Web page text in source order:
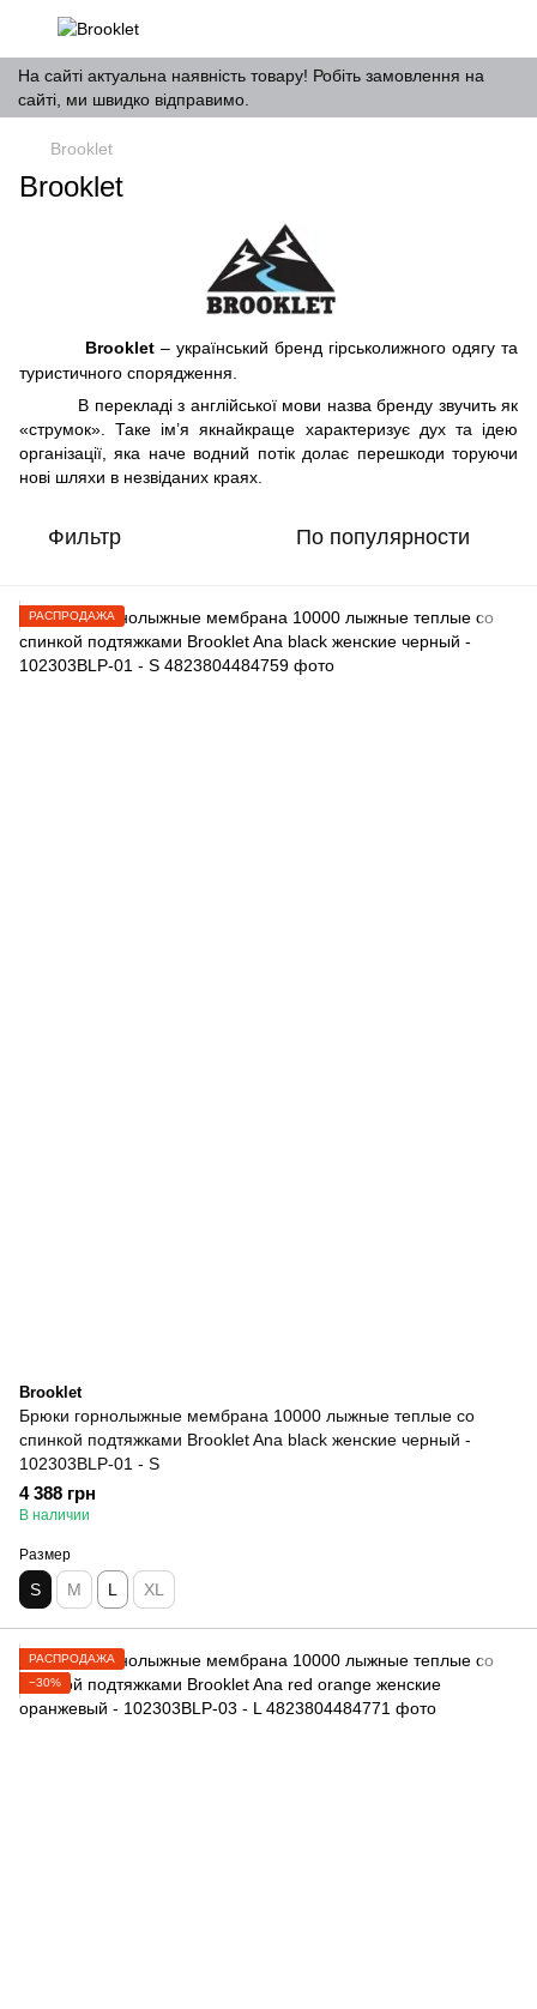
На сайті актуальна наявність товару! Робіть замовлення на
сайті, ми швидко відправимо.
Brooklet
Brooklet
Brooklet – український бренд гірськолижного одягу та
туристичного спорядження.
В перекладі з англійської мови назва бренду звучить як
«струмок». Таке ім’я якнайкраще характеризує дух та ідею
організації, яка наче водний потік долає перешкоди торуючи
нові шляхи в незвіданих краях.
Фильтр По популярности
РАСПРОДАЖА
Brooklet
Брюки горнолыжные мембрана 10000 лыжные теплые со
спинкой подтяжками Brooklet Ana black женские черный -
102303BLP-01 - S
4 388 грн
В наличии
Размер
S M L XL
РАСПРОДАЖА
−30%